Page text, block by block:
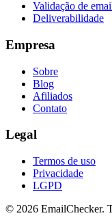
Validação de
Deliverabilidade
Empresa
Sobre
Blog
Afiliados
Contato
Legal
Termos de uso
Privacidade
LGPD
© 2026 EmailChecker.